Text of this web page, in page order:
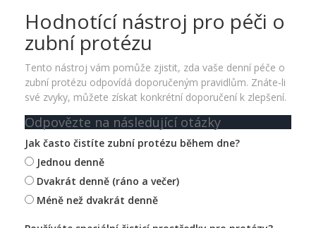
Hodnotící nástroj pro péči o
zubní protézu
Tento nástroj vám pomůže zjistit, zda vaše denní péče o
zubní protézu odpovídá doporučeným pravidlům. Znáte-li
své zvyky, můžete získat konkrétní doporučení k zlepšení.
Odpovězte na následující otázky
Jak často čistíte zubní protézu během dne?
Jednou denně
Dvakrát denně (ráno a večer)
Méně než dvakrát denně